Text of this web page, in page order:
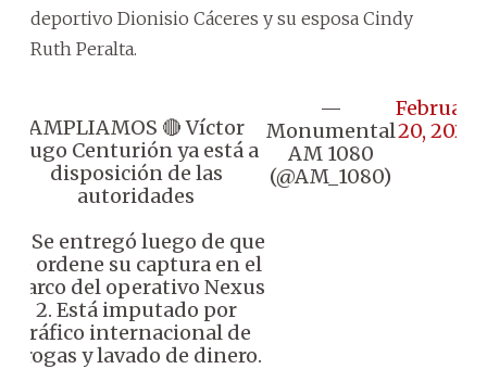
deportivo Dionisio Cáceres y su esposa Cindy
Ruth Peralta.
AMPLIAMOS 🔴 Víctor
Hugo Centurión ya está a
disposición de las
autoridades
🔸 Se entregó luego de que
se ordene su captura en el
marco del operativo Nexus
2. Está imputado por
tráfico internacional de
drogas y lavado de dinero.
—
Monumental
AM 1080
(@AM_1080)
February
20, 2026